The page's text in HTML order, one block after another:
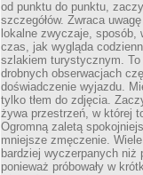
od punktu do punktu,
szczegółów. Zwraca
lokalne zwyczaje, sposób,
czas, jak wygląda
szlakiem turystycznym. To
drobnych obserwacjach
doświadczenie wyjazdu.
tylko tłem do zdjęcia.
żywa przestrzeń, w której
Ogromną zaletą
mniejsze zmęczenie.
bardziej wyczerpanych niż
ponieważ próbowały w